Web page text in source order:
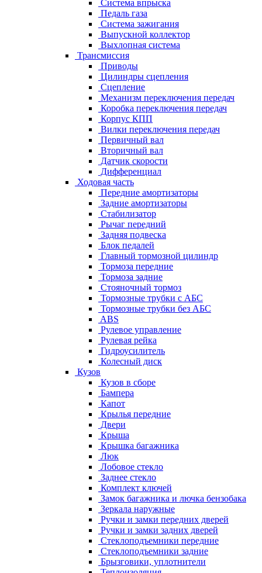
Система впрыска
Педаль газа
Система зажигания
Выпускной коллектор
Выхлопная система
Трансмиссия
Приводы
Цилиндры сцепления
Сцепление
Механизм переключения передач
Коробка переключения передач
Корпус КПП
Вилки переключения передач
Первичный вал
Вторичный вал
Датчик скорости
Дифференциал
Ходовая часть
Передние амортизаторы
Задние амортизаторы
Стабилизатор
Рычаг передний
Задняя подвеска
Блок педалей
Главный тормозной цилиндр
Тормоза передние
Тормоза задние
Стояночный тормоз
Тормозные трубки с АБС
Тормозные трубки без АБС
ABS
Рулевое управление
Рулевая рейка
Гидроусилитель
Колесный диск
Кузов
Кузов в сборе
Бампера
Капот
Крылья передние
Двери
Крыша
Крышка багажника
Люк
Лобовое стекло
Заднее стекло
Комплект ключей
Замок багажника и лючка бензобака
Зеркала наружные
Ручки и замки передних дверей
Ручки и замки задних дверей
Стеклоподъемники передние
Стеклоподъемники задние
Брызговики, уплотнители